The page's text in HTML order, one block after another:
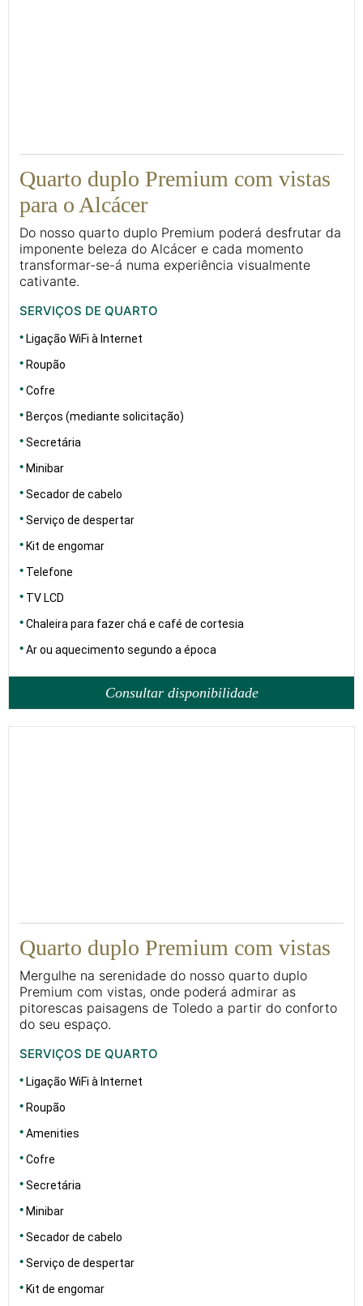
Quarto duplo Premium com vistas
para o Alcácer
Do nosso quarto duplo Premium poderá desfrutar da
imponente beleza do Alcácer e cada momento
transformar-se-á numa experiência visualmente
cativante.
SERVIÇOS DE QUARTO
Ligação WiFi à Internet
Roupão
Cofre
Berços (mediante solicitação)
Secretária
Minibar
Secador de cabelo
Serviço de despertar
Kit de engomar
Telefone
TV LCD
Chaleira para fazer chá e café de cortesia
Ar ou aquecimento segundo a época
Consultar disponibilidade
Quarto duplo Premium com vistas
Mergulhe na serenidade do nosso quarto duplo
Premium com vistas, onde poderá admirar as
pitorescas paisagens de Toledo a partir do conforto
do seu espaço.
SERVIÇOS DE QUARTO
Ligação WiFi à Internet
Roupão
Amenities
Cofre
Secretária
Minibar
Secador de cabelo
Serviço de despertar
Kit de engomar